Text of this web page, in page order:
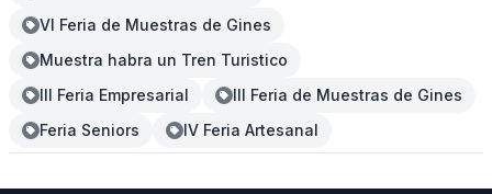
VI Feria de Muestras de Gines
Muestra habra un Tren Turistico
III Feria Empresarial
III Feria de Muestras de Gines
Feria Seniors
IV Feria Artesanal